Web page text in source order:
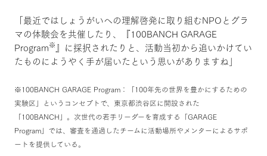
「最近ではしょうがいへの理解啓発に取り組むNPOとグラ
マの体験会を共催したり、『100BANCH GARAGE
Program※ 』に採択されたりと、活動当初から追いかけてい
たものにようやく手が届いたという思いがありますね」
※100BANCH GARAGE Program：「100年先の世界を豊かにするための
実験区」というコンセプトで、東京都渋谷区に開設された
「100BANCH」。次世代の若手リーダーを育成する「GARAGE
Program」では、審査を通過したチームに活動場所やメンターによるサポ
ートを提供している。